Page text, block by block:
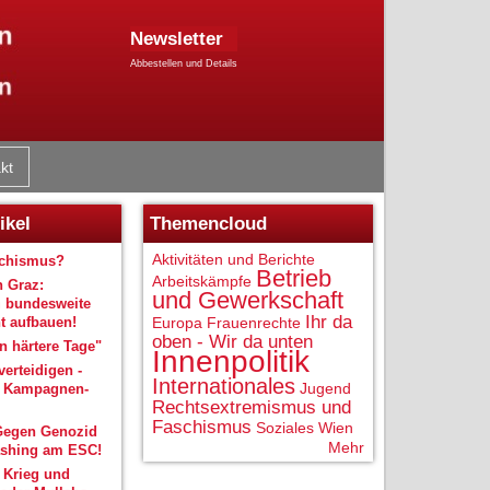
Newsletter
Abbestellen und Details
Graz:
bundesweite
aufbauen!
härtere Tage"
-
Genozid
am ESC!
Krieg und
Themencloud
Aktivitäten und Berichte
Arbeitskämpfe Betrieb
und Gewerkschaft
Europa Frauenrechte Ihr da
oben - Wir da unten
Innenpolitik
Internationales Jugend
Rechtsextremismus und
Faschismus Soziales Wien
Mehr